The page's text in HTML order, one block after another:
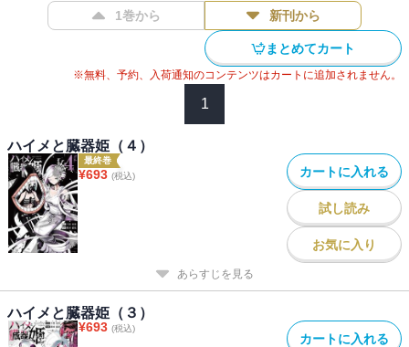
1巻から 新刊から
まとめてカート
※無料、予約、入荷通知のコンテンツはカートに追加されません。
1
ハイメと臓器姫（４）
最終巻
¥693 (税込) カートに入れる
試し読み
お気に入り
あらすじを見る
ハイメと臓器姫（３）
¥693 (税込)
カートに入れる